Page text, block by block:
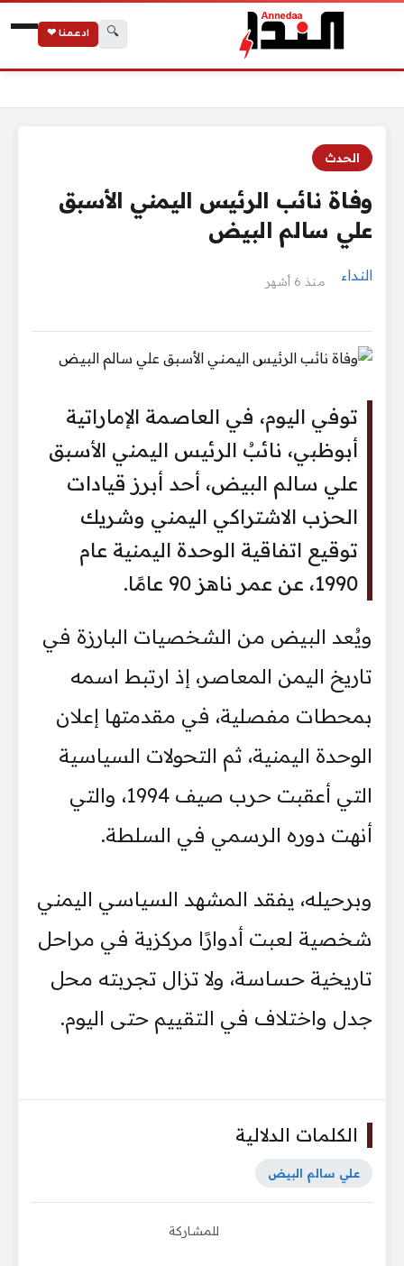
🔍 ادعمنا ❤
الحدث
وفاة نائب الرئيس اليمني الأسبق
علي سالم البيض
النداء منذ 6 أشهر
توفي اليوم، في العاصمة الإماراتية
أبوظبي، نائبُ الرئيس اليمني الأسبق
علي سالم البيض، أحد أبرز قيادات
الحزب الاشتراكي اليمني وشريك
توقيع اتفاقية الوحدة اليمنية عام
1990، عن عمر ناهز 90 عامًا.
ويُعد البيض من الشخصيات البارزة في
تاريخ اليمن المعاصر، إذ ارتبط اسمه
بمحطات مفصلية، في مقدمتها إعلان
الوحدة اليمنية، ثم التحولات السياسية
التي أعقبت حرب صيف 1994، والتي
أنهت دوره الرسمي في السلطة.
وبرحيله، يفقد المشهد السياسي اليمني
شخصية لعبت أدوارًا مركزية في مراحل
تاريخية حساسة، ولا تزال تجربته محل
جدل واختلاف في التقييم حتى اليوم.
الكلمات الدلالية
علي سالم البيض
للمشاركة